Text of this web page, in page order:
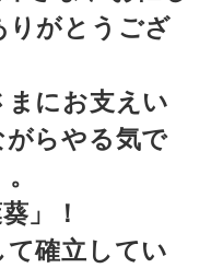
りがとうござ
にお支えい
らやる気で
」！
確立してい